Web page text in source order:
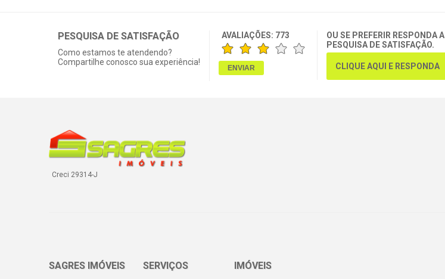
PESQUISA DE SATISFAÇÃO
Como estamos te atendendo?
Compartilhe conosco sua experiência!
AVALIAÇÕES: 773
OU SE PREFERIR RESPONDA A
PESQUISA DE SATISFAÇÃO.
CLIQUE AQUI E RESPONDA
Creci 29314-J
SAGRES IMÓVEIS SERVIÇOS IMÓVEIS